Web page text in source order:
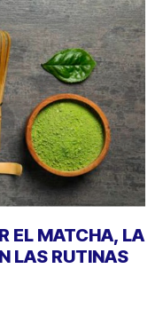
EL MATCHA, LA
LAS RUTINAS